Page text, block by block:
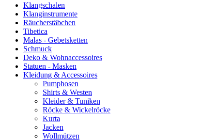
Klangschalen
Klanginstrumente
Räucherstäbchen
Tibetica
Malas - Gebetsketten
Schmuck
Deko & Wohnaccessoires
Statuen - Masken
Kleidung & Accessoires
Pumphosen
Shirts & Westen
Kleider & Tuniken
Röcke & Wickelröcke
Kurta
Jacken
Wollmützen